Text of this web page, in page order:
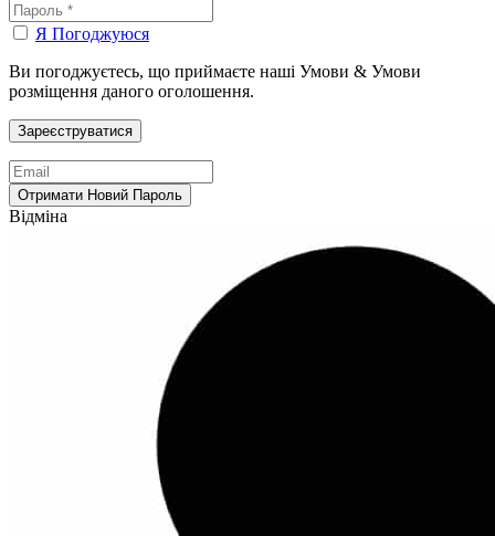
Я Погоджуюся
Ви погоджуєтесь, що приймаєте наші Умови & Умови
розміщення даного оголошення.
Відміна